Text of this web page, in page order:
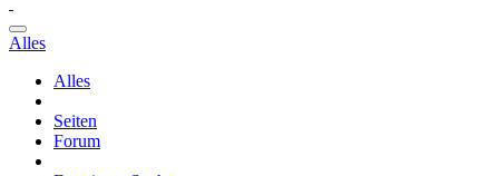
Alles
Alles
Seiten
Forum